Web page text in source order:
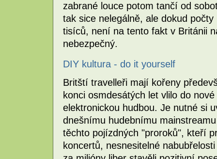
zabrané louce potom tančí od
tak sice nelegálně, ale dokud
tisíců, není na tento fakt v Británii
nebezpečný.
DIY kultura - do it yourself
Britští travelleři mají kořeny
konci osmdesátých let vlilo do
elektronickou hudbou. Je nutné si
dnešnímu hudebnímu
těchto pojízdných "proroků", kteří
koncertů, nesnesitelné